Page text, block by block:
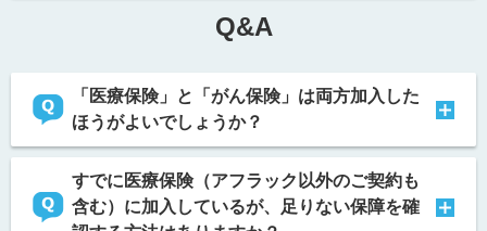
Q&A
「医療保険」と「がん保険」は両方加入した
ほうがよいでしょうか？
すでに医療保険（アフラック以外のご契約も
含む）に加入しているが、足りない保障を確